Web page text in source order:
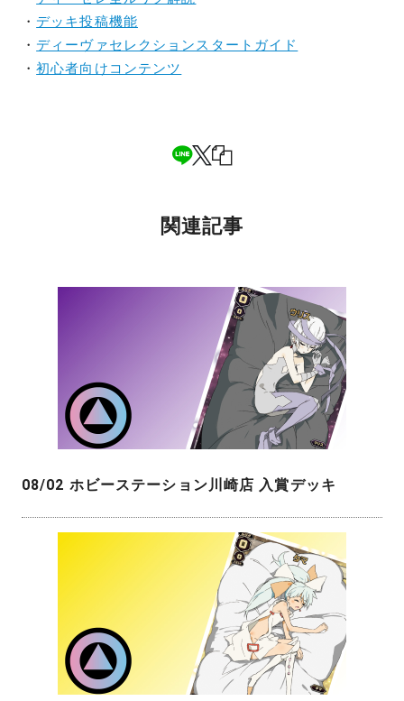
・ デッキ投稿機能
・ ディーヴァセレクションスタートガイド
・初心者向けコンテンツ
関連記事
08/02 ホビーステーション川崎店 入賞デッキ